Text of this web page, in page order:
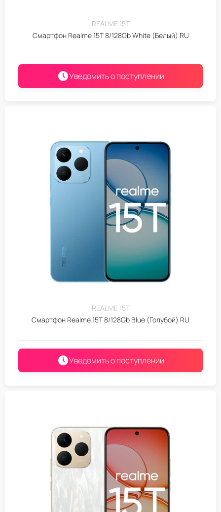
REALME 15T
Смартфон Realme 15T 8/128Gb White (Белый) RU
Уведомить о поступлении
REALME 15T
Смартфон Realme 15T 8/128Gb Blue (Голубой) RU
Уведомить о поступлении